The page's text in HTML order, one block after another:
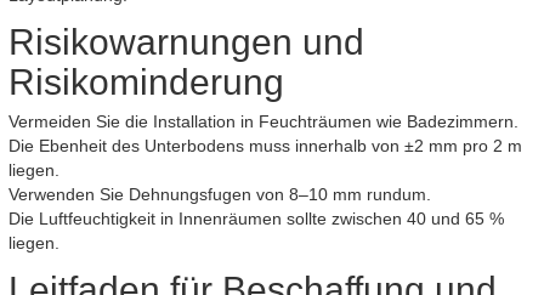
Risikowarnungen und
Risikominderung
Vermeiden Sie die Installation in Feuchträumen wie Badezimmern.
Die Ebenheit des Unterbodens muss innerhalb von ±2 mm pro 2 m
liegen.
Verwenden Sie Dehnungsfugen von 8–10 mm rundum.
Die Luftfeuchtigkeit in Innenräumen sollte zwischen 40 und 65 %
liegen.